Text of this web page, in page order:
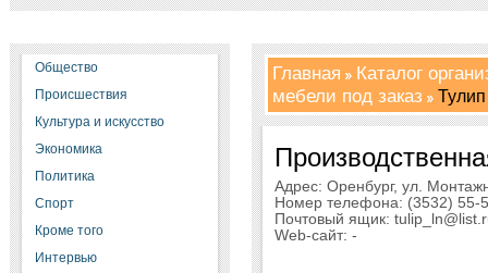
Общество
Происшествия
Культура и искусство
Экономика
Политика
Спорт
Кроме того
Интервью
Главная
Каталог
мебели под заказ Тулип
Адрес: Оренбург, ул.
Номер телефона: (3532) 55-
Почтовый ящик:
Web-сайт: -